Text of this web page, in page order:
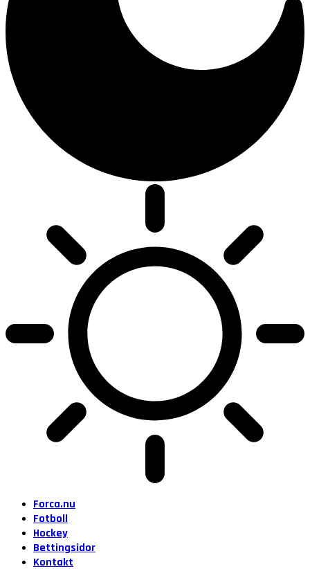
Forca.nu
Fotboll
Hockey
Bettingsidor
Kontakt